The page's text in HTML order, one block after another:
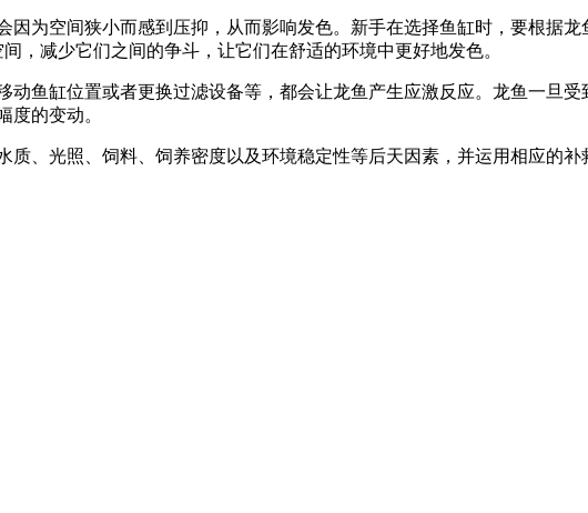
为空间狭小而感到压抑，从而影响发色。新手在选择鱼缸时，要根据
，减少它们之间的争斗，让它们在舒适的环境中更好地发色。
鱼缸位置或者更换过滤设备等，都会让龙鱼产生应激反应。龙鱼一旦
度的变动。
、光照、饲料、饲养密度以及环境稳定性等后天因素，并运用相应的